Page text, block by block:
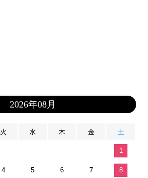
2026年08月
火 水 木 金 土
1
4 5 6 7 8